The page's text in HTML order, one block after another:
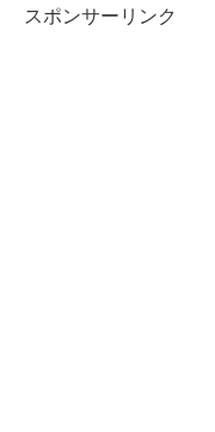
スポンサーリンク